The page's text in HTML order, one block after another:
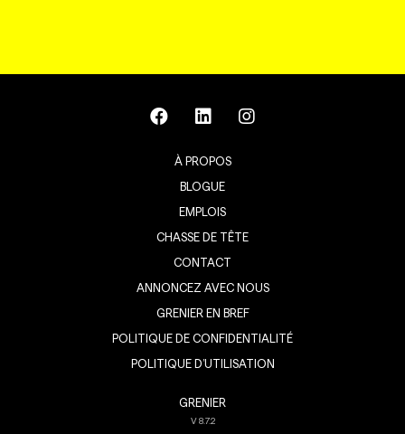
À PROPOS
BLOGUE
EMPLOIS
CHASSE DE TÊTE
CONTACT
ANNONCEZ AVEC NOUS
GRENIER EN BREF
POLITIQUE DE CONFIDENTIALITÉ
POLITIQUE D’UTILISATION
GRENIER
V8.7.2